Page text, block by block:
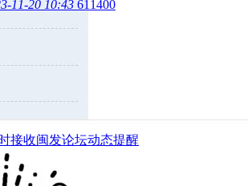
接收闽发论坛动态提醒
11-20 10:43 611400